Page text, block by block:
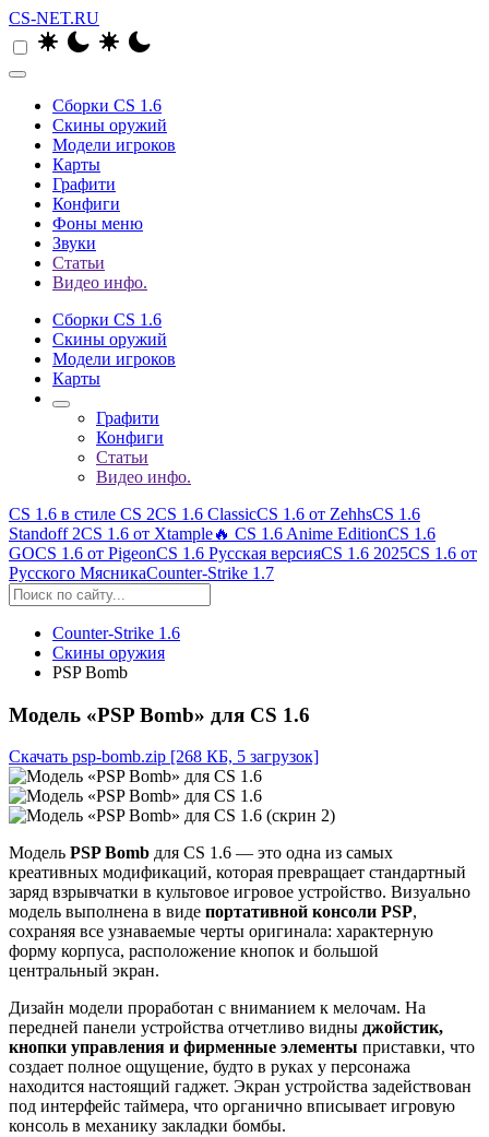
CS-NET.RU
Сборки CS 1.6
Скины оружий
Модели игроков
Карты
Графити
Конфиги
Фоны меню
Звуки
Статьи
Видео инфо.
Сборки CS 1.6
Скины оружий
Модели игроков
Карты
Графити
Конфиги
Статьи
Видео инфо.
CS 1.6 в стиле CS 2CS 1.6 ClassicCS 1.6 от ZehhsCS 1.6
Standoff 2CS 1.6 от Xtample🔥 CS 1.6 Anime EditionCS 1.6
GOCS 1.6 от PigeonCS 1.6 Русская версияCS 1.6 2025CS 1.6 от
Русского МясникаCounter-Strike 1.7
Counter-Strike 1.6
Скины оружия
PSP Bomb
Модель «PSP Bomb» для CS 1.6
Скачать psp-bomb.zip [268 КБ, 5 загрузок]
Модель PSP Bomb для CS 1.6 — это одна из самых
креативных модификаций, которая превращает стандартный
заряд взрывчатки в культовое игровое устройство. Визуально
модель выполнена в виде портативной консоли PSP,
сохраняя все узнаваемые черты оригинала: характерную
форму корпуса, расположение кнопок и большой
центральный экран.
Дизайн модели проработан с вниманием к мелочам. На
передней панели устройства отчетливо видны джойстик,
кнопки управления и фирменные элементы приставки, что
создает полное ощущение, будто в руках у персонажа
находится настоящий гаджет. Экран устройства задействован
под интерфейс таймера, что органично вписывает игровую
консоль в механику закладки бомбы.